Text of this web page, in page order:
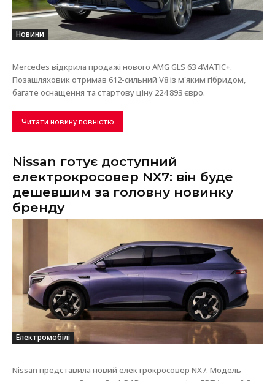
Новини
Mercedes відкрила продажі нового AMG GLS 63 4MATIC+.
Позашляховик отримав 612-сильний V8 із м'яким гібридом,
багате оснащення та стартову ціну 224 893 євро.
Читати новину повністю
Nissan готує доступний
електрокросовер NX7: він буде
дешевшим за головну новинку
бренду
Електромобілі
Nissan представила новий електрокросовер NX7. Модель